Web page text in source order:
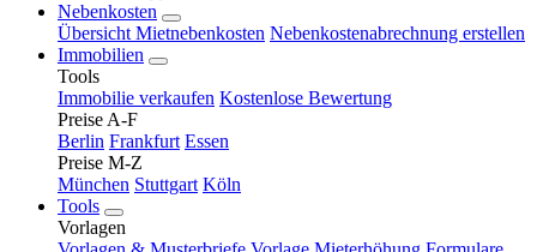
Nebenkosten
Übersicht Mietnebenkosten Nebenkostenabrechnung erstellen
Immobilien
Tools
Immobilie verkaufen Kostenlose Bewertung
Preise A-F
Berlin Frankfurt Essen
Preise M-Z
München Stuttgart Köln
Tools
Vorlagen